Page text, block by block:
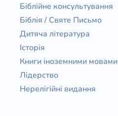
Біблійне консультування
Біблія / Святе Письмо
Дитяча література
Історія
Книги іноземними мовами
Лідерство
Нерелігійні видання